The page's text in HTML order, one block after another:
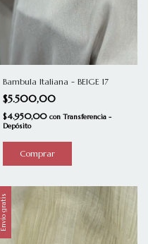
Bambula Italiana - BEIGE 17
$5.500,00
$4.950,00 con Transferencia -
Depósito
Envío gratis